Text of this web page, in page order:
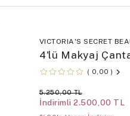
VICTORIA'S SECRET
4'lü Makyaj
0,00
5.250,00 TL
İndirimli 2.500,00 TL